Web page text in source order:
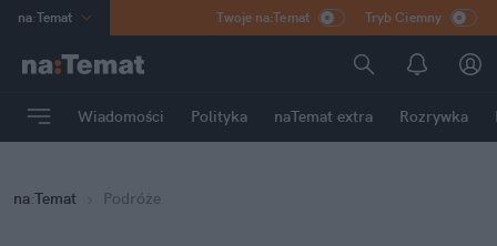
na:Temat
Poland
mama
Rozrywka
Twoje na:Temat Tryb Ciemny
Wiadomości Polityka naTemat extra Rozrywka
na:Temat Podróże